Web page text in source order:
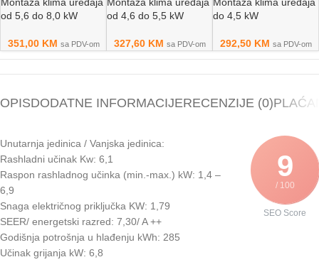
Montaža klima uređaja
od 5,6 do 8,0 kW
351,00 KM sa PDV-om
Montaža klima uređaja
od 4,6 do 5,5 kW
327,60 KM sa PDV-om
Montaža klima uređaja
do 4,5 kW
292,50 KM sa PDV-om
OPISDODATNE INFORMACIJERECENZIJE (0)
9
/ 100
SEO Score
Unutarnja jedinica / Vanjska jedinica:
Rashladni učinak Kw: 6,1
Raspon rashladnog učinka (min.-max.) kW: 1,4 –
6,9
Snaga električnog priključka KW: 1,79
SEER/ energetski razred: 7,30/ A ++
Godišnja potrošnja u hlađenju kWh: 285
Učinak grijanja kW: 6,8